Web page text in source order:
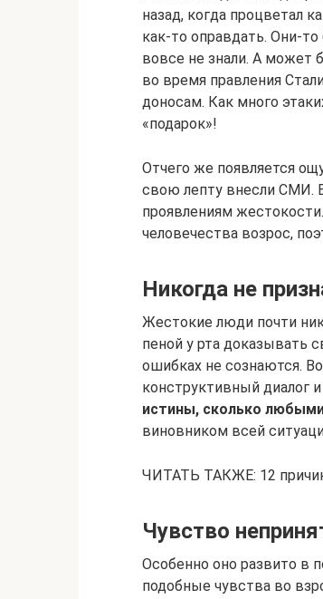
назад, когда процветал
как-то оправдать. Они-
вовсе не знали. А может
во время правления
доносам. Как много
«подарок»!
Отчего же появляется
свою лепту внесли СМИ.
проявлениям
человечества возрос,
Никогда не
Жестокие люди почти
пеной у рта доказывать
ошибках не сознаются.
конструктивный диалог
истины, сколько
виновником всей
ЧИТАТЬ ТАКЖЕ: 12
Чувство
Особенно оно развито в
подобные чувства во